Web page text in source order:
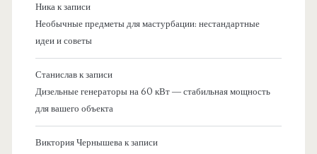
Никак записи
Необычные предметы для мастурбации: нестандартные
идеи и советы
Станиславк записи
Дизельные генераторы на 60 кВт — стабильная мощность
для вашего объекта
Виктория Чернышевак записи